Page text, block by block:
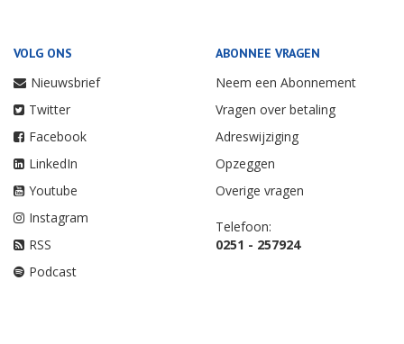
VOLG ONS
Nieuwsbrief
Twitter
Facebook
LinkedIn
Youtube
Instagram
RSS
Podcast
ABONNEE VRAGEN
Neem een Abonnement
Vragen over betaling
Adreswijziging
Opzeggen
Overige vragen
Telefoon:
0251 - 257924